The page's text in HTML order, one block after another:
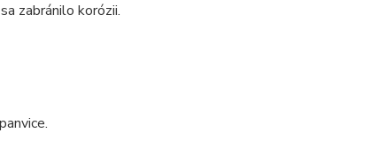
zabránilo korózii.